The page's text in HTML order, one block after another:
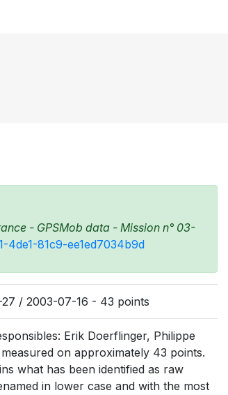
- GPSMob data - Mission n° 03-
4de1-81c9-ee1ed7034b9d
/ 2003-07-16 - 43 points
Erik Doerflinger, Philippe
on approximately 43 points.
what has been identified as raw
in lower case and with the most